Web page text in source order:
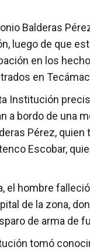
Balderas
luego de que
en los
en
a bordo de una
Pérez,
Escobar,
hombre falleció
de la zona,
de arma de
tomó